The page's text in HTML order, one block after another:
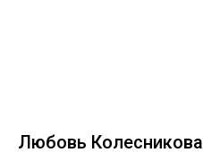
Любовь Колесникова